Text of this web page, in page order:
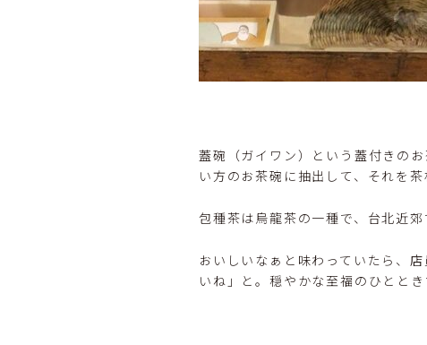
蓋碗（ガイワン）という蓋付きの
い方のお茶碗に抽出して、それを
包種茶は烏龍茶の一種で、台北近
おいしいなぁと味わっていたら、
いね」と。穏やかな至福のひととき